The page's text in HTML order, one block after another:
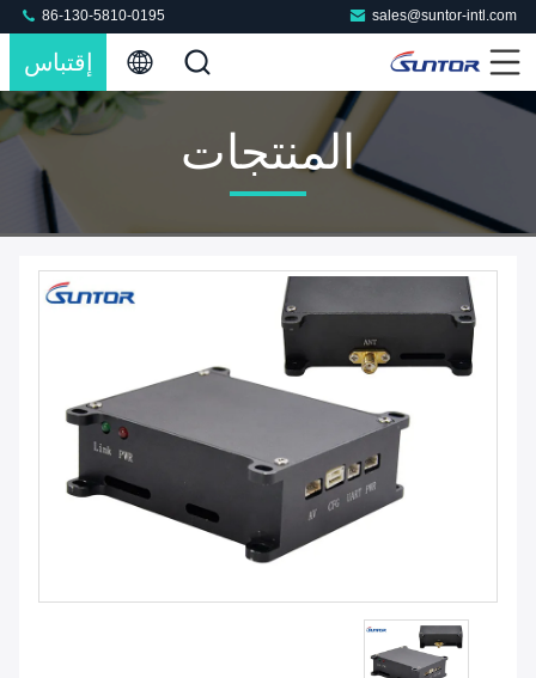
sales@suntor-intl.com
86-130-5810-0195
إقتباس
المنتجات